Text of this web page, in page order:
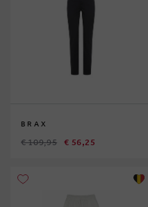
BRAX
€ 109,95 € 56,25